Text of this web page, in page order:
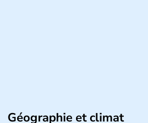
Géographie et climat